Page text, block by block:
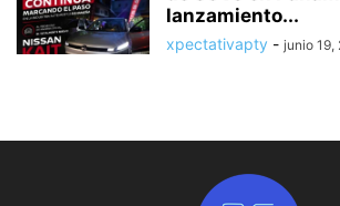
lanzamiento...
xpectativapty - junio 19,